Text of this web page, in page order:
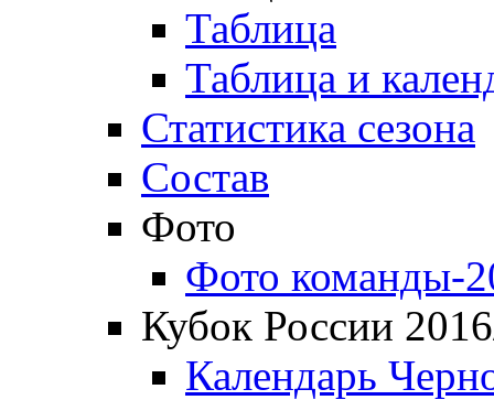
Таблица
Таблица и
Статистика сезона
Состав
Фото
Фото команды-
Кубок России
Календарь